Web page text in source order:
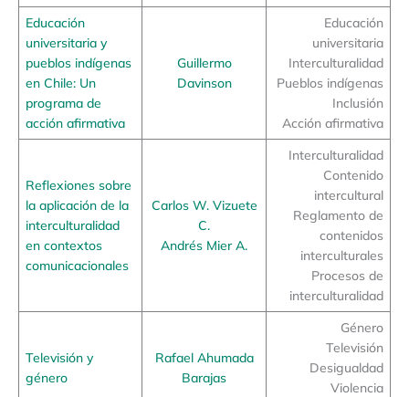
Educación
universitaria y
pueblos indígenas
en Chile: Un
programa de
acción afirmativa
Guillermo
Davinson
Educación
universitaria
Interculturalidad
Pueblos indígenas
Inclusión
Acción afirmativa
Reflexiones sobre
la aplicación de la
interculturalidad
en contextos
comunicacionales
Carlos W. Vizuete
C.
Andrés Mier A.
Interculturalidad
Contenido
intercultural
Reglamento de
contenidos
interculturales
Procesos de
interculturalidad
Televisión y
género
Rafael Ahumada
Barajas
Género
Televisión
Desigualdad
Violencia